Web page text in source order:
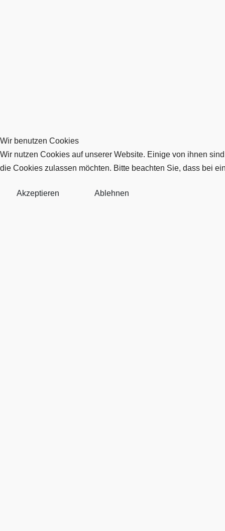
Wir benutzen Cookies
Wir nutzen Cookies auf unserer Website. Einige von ihnen
die Cookies zulassen möchten. Bitte beachten Sie, dass bei
Akzeptieren Ablehnen